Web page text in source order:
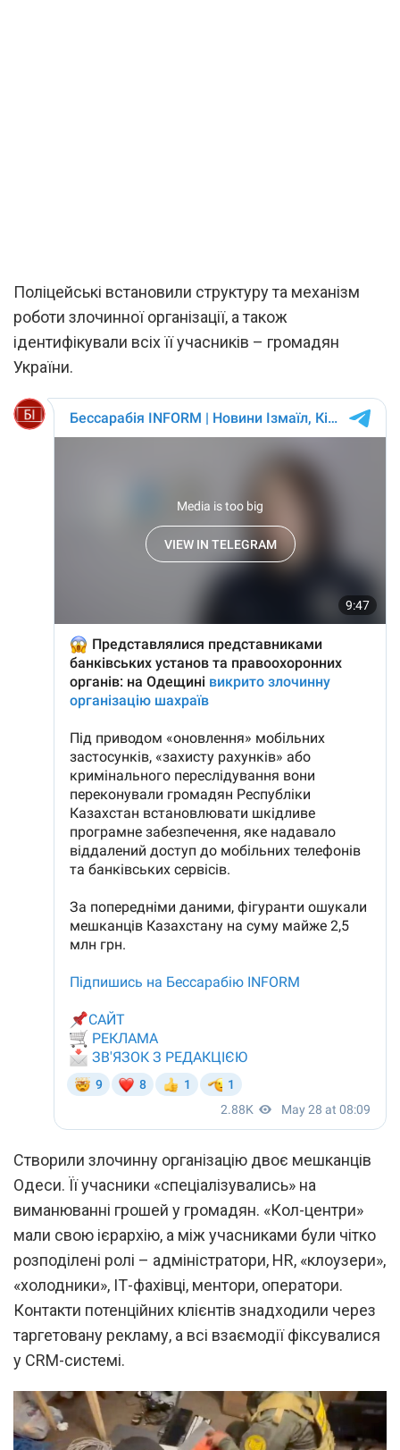
Поліцейські встановили структуру та механізм
роботи злочинної організації, а також
ідентифікували всіх її учасників – громадян
України.
Створили злочинну організацію двоє мешканців
Одеси. Її учасники «спеціалізувались» на
виманюванні грошей у громадян. «Кол-центри»
мали свою ієрархію, а між учасниками були чітко
розподілені ролі – адміністратори, HR, «клоузери»,
«холодники», ІТ-фахівці, ментори, оператори.
Контакти потенційних клієнтів знадходили через
таргетовану рекламу, а всі взаємодії фіксувалися
у CRM-системі.